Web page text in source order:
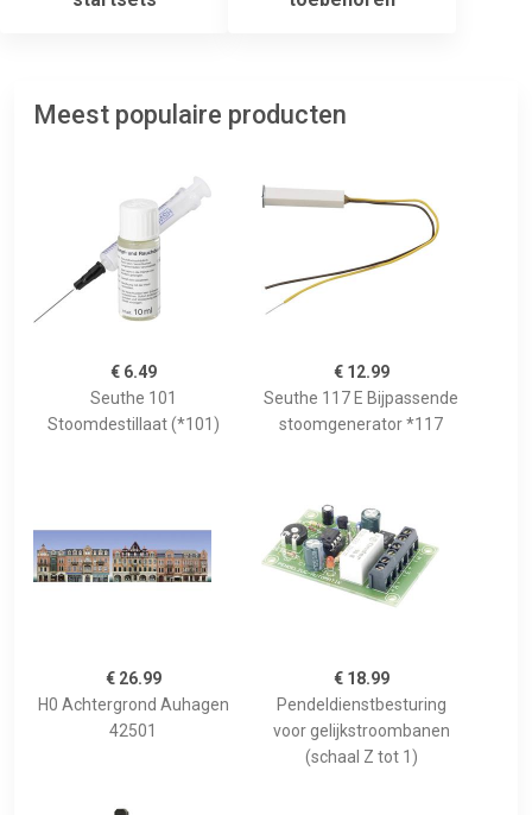
Meest populaire producten
€ 6.49
Seuthe 101
Stoomdestillaat (*101)
€ 12.99
Seuthe 117 E Bijpassende
stoomgenerator *117
€ 26.99
H0 Achtergrond Auhagen
42501
€ 18.99
Pendeldienstbesturing
voor gelijkstroombanen
(schaal Z tot 1)